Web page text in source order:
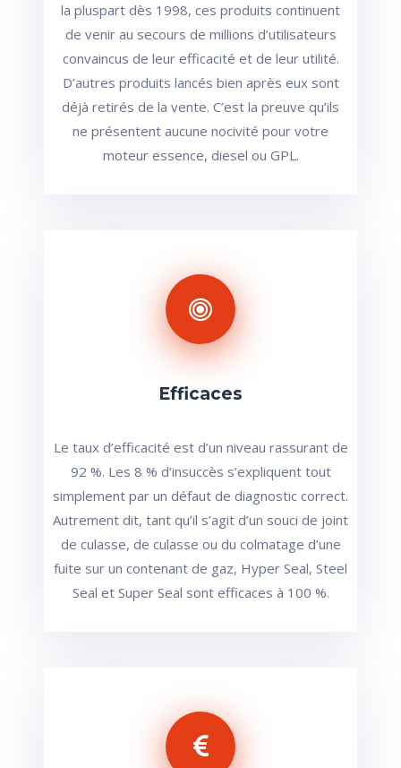
la pluspart dès 1998, ces produits continuent
de venir au secours de millions d’utilisateurs
convaincus de leur efficacité et de leur utilité.
D’autres produits lancés bien après eux sont
déjà retirés de la vente. C’est la preuve qu’ils
ne présentent aucune nocivité pour votre
moteur essence, diesel ou GPL.
Efficaces
Le taux d’efficacité est d’un niveau rassurant de
92 %. Les 8 % d’insuccès s’expliquent tout
simplement par un défaut de diagnostic correct.
Autrement dit, tant qu’il s’agit d’un souci de joint
de culasse, de culasse ou du colmatage d’une
fuite sur un contenant de gaz, Hyper Seal, Steel
Seal et Super Seal sont efficaces à 100 %.